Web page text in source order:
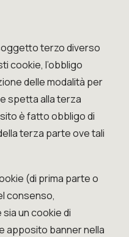
terzo diverso
cookie, l’obbligo
delle modalità per
spetta alla terza
è fatto obbligo di
terza parte ove tali
(di prima parte o
consenso,
un cookie di
apposito banner nella